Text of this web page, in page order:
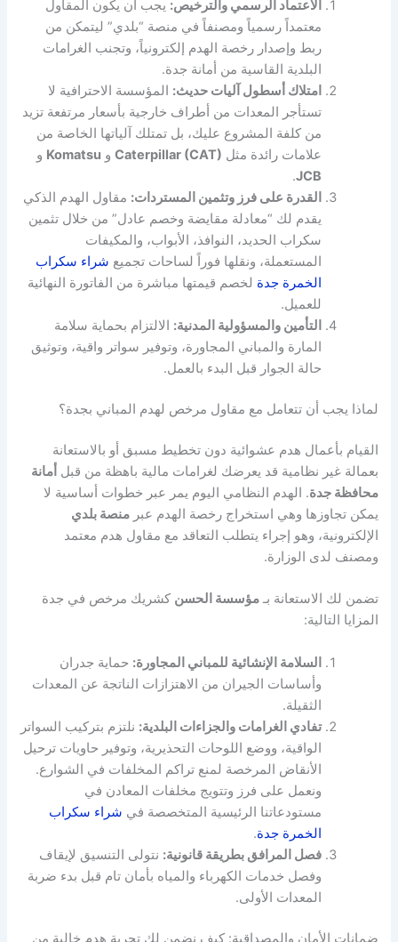
الاعتماد الرسمي والترخيص: يجب أن يكون المقاول
معتمداً رسمياً ومصنفاً في منصة “بلدي” ليتمكن من
ربط وإصدار رخصة الهدم إلكترونياً، وتجنب الغرامات
البلدية القاسية من أمانة جدة.
امتلاك أسطول آليات حديث: المؤسسة الاحترافية لا
تستأجر المعدات من أطراف خارجية بأسعار مرتفعة تزيد
من كلفة المشروع عليك، بل تمتلك آلياتها الخاصة من
علامات رائدة مثل Caterpillar (CAT) و Komatsu و
JCB
.
القدرة على فرز وتثمين المستردات: مقاول الهدم الذكي
يقدم لك “معادلة مقايضة وخصم عادل” من خلال تثمين
سكراب الحديد، النوافذ، الأبواب، والمكيفات
المستعملة، ونقلها فوراً لساحات تجميع شراء سكراب
الخمرة جدة لخصم قيمتها مباشرة من الفاتورة النهائية
للعميل.
التأمين والمسؤولية المدنية: الالتزام بحماية سلامة
المارة والمباني المجاورة، وتوفير سواتر واقية، وتوثيق
حالة الجوار قبل البدء بالعمل.
لماذا يجب أن تتعامل مع مقاول مرخص لهدم المباني بجدة؟
القيام بأعمال هدم عشوائية دون تخطيط مسبق أو بالاستعانة
بعمالة غير نظامية قد يعرضك لغرامات مالية باهظة من قبل أمانة
محافظة جدة. الهدم النظامي اليوم يمر عبر خطوات أساسية لا
يمكن تجاوزها وهي استخراج رخصة الهدم عبرمنصة بلدي
الإلكترونية، وهو إجراء يتطلب التعاقد مع مقاول هدم معتمد
ومصنف لدى الوزارة.
تضمن لك الاستعانة بـمؤسسة الحسن كشريك مرخص في جدة
المزايا التالية:
السلامة الإنشائية للمباني المجاورة: حماية جدران
وأساسات الجيران من الاهتزازات الناتجة عن المعدات
الثقيلة.
تفادي الغرامات والجزاءات البلدية: نلتزم بتركيب السواتر
الواقية، ووضع اللوحات التحذيرية، وتوفير حاويات ترحيل
الأنقاض المرخصة لمنع تراكم المخلفات في الشوارع.
ونعمل على فرز وتتويج مخلفات المعادن في
مستودعاتنا الرئيسية المتخصصة في شراء سكراب
الخمرة جدة.
فصل المرافق بطريقة قانونية: نتولى التنسيق لإيقاف
وفصل خدمات الكهرباء والمياه بأمان تام قبل بدء ضربة
المعدات الأولى.
ضمانات الأمان والمصداقية: كيف نضمن لك تجربة هدم خالية من